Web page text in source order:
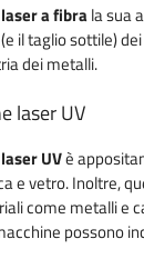
a fibrala sua
il taglio sottile)
dei metalli.
laser UV
UVè
e vetro. Inoltre,
come metalli e
possono